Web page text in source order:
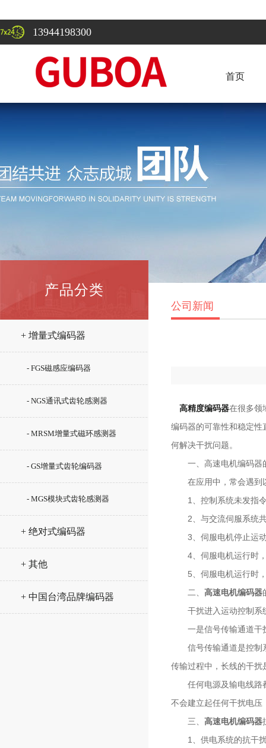
13944198300
首页
产品分类
+ 增量式编码器
- FGS磁感应编码器
- NGS通讯式齿轮感测器
- MRSM增量式磁环感测器
- GS增量式齿轮编码器
- MGS模块式齿轮感测器
+ 绝对式编码器
+ 其他
+ 中国台湾品牌编码器
公司新闻
高精度编码器在很多领
编码器的可靠性和稳定
何解决干扰问题。
一、高速电机编码器
在应用中，常会遇到
1、控制系统未发指令
2、与交流伺服系统共
3、伺服电机停止运动
4、伺服电机运行时，
5、伺服电机运行时，
二、 高速电机编码器
干扰进入运动控制系
一是信号传输通道干扰
信号传输通道是控制系
传输过程中，长线的干扰
任何电源及输电线路都
不会建立起任何干扰电
三、 高速电机编码器
1、供电系统的抗干